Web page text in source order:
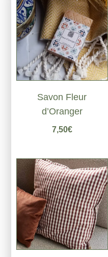
Savon Fleur
d’Oranger
7,50€